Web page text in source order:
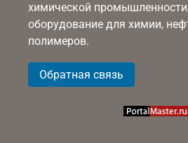
химической
оборудование для химии,
полимеров.
Обратная связь